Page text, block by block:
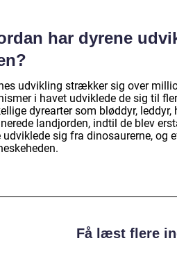
har dyrene
udvikling strækker sig over
i havet udviklede de sig til
dyrearter som bløddyr, leddyr,
landjorden, indtil de blev
udviklede sig fra dinosaurerne, og
Få læst flere